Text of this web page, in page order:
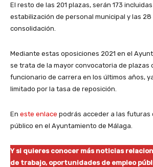
El resto de las 201 plazas, serán 173
estabilización de personal municipal y las
consolidación.
Mediante estas oposiciones 2021 en el
se trata de la mayor convocatoria de plazas
funcionario de carrera en los últimos años,
limitado por la tasa de reposición.
En este enlace podrás acceder a las futuras
público en el Ayuntamiento de Málaga.
Y si quieres conocer más noticias
de trabajo, oportunidades de empleo